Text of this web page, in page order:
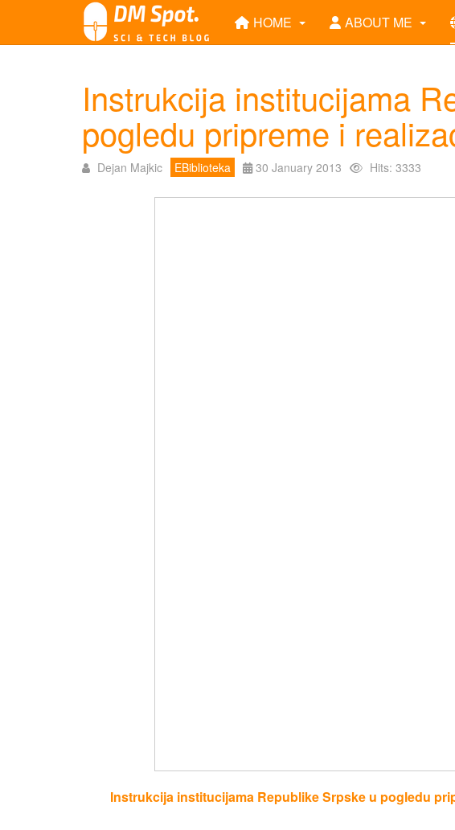
HOME ABOUT ME
Instrukcija institucijama
pogledu pripreme i
Dejan Majkic EBiblioteka 30 January 2013 Hits: 3333
Instrukcija institucijama Republike Srpske u pogledu